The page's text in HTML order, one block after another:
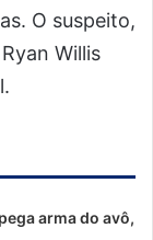
O suspeito,
Willis
arma do avô,